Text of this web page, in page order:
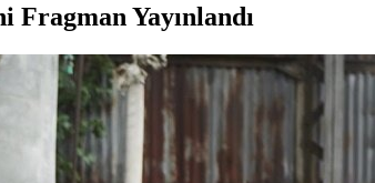
Yayınlandı